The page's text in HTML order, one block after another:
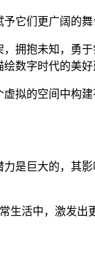
它们更广阔的舞
拥抱未知，勇
数字时代的美好
拟的空间中构
是巨大的，其
生活中，激发出